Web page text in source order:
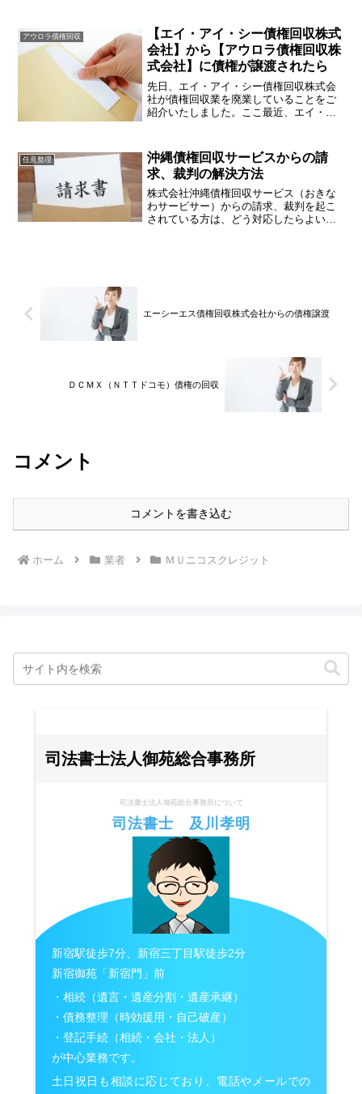
くことがあります。（また、株式会社オ
ー・シー・エスは債権譲渡...
アウロラ債権回収
【エイ・アイ・シー債権回収株式
会社】から【アウロラ債権回収株
式会社】に債権が譲渡されたら
先日、エイ・アイ・シー債権回収株式会
社が債権回収業を廃業していることをご
紹介いたしました。ここ最近、エイ・ア
会社（東京都港区愛宕２丁目５番１号愛
宕グリーンヒルズMORI...
任意整理
沖縄債権回収サービスからの請
求、裁判の解決方法
株式会社沖縄債権回収サービス（おきな
わサービサー）からの請求、裁判を起こ
されている方は、どう対応したらよいか
エーシーエス債権回収株式会社からの債権譲渡
ＤＣＭＸ（ＮＴＴドコモ）債権の回収
コメント
コメントを書き込む
ホーム 業者 ＭＵニコスクレジット
司法書士法人御苑総合事務所
司法書士法人御苑総合事務所について
司法書士 及川孝明
新宿駅徒歩7分、新宿三丁目駅徒歩2分
新宿御苑「新宿門」前
・相続（遺言・遺産分割・遺産承継）
・債務整理（時効援用・自己破産）
・登記手続（相続・会社・法人）
が中心業務です。
土日祝日も相談に応じており、電話やメールでの